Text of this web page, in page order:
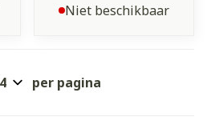
Niet beschikbaar
per pagina